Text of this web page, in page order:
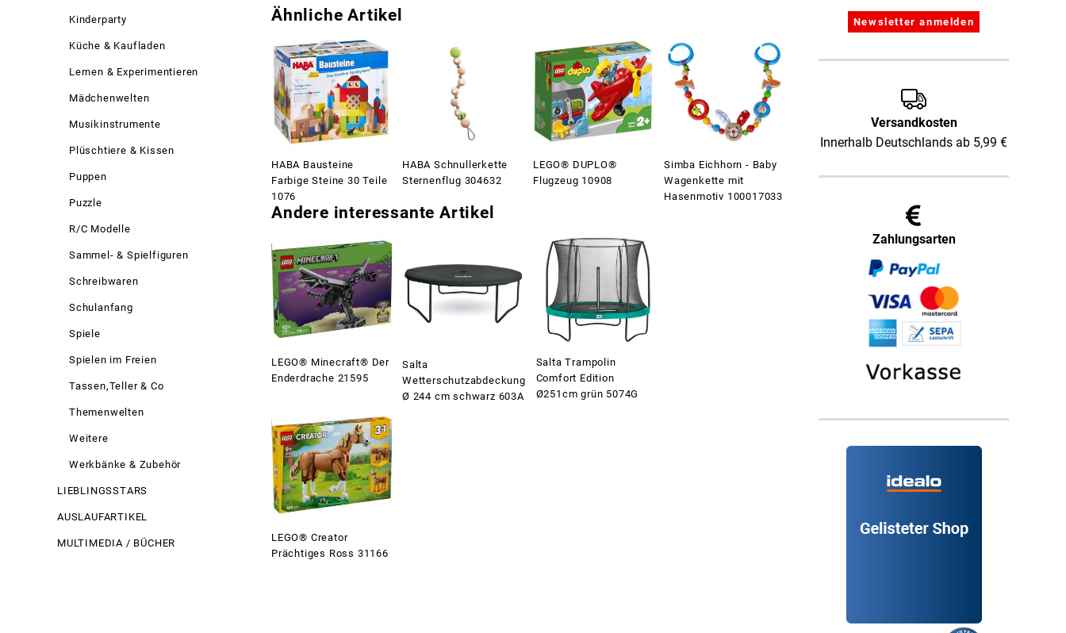
Kinderparty
Küche & Kaufladen
Lernen & Experimentieren
Mädchenwelten
Musikinstrumente
Plüschtiere & Kissen
Puppen
Puzzle
R/C Modelle
Sammel- & Spielfiguren
Schreibwaren
Schulanfang
Spiele
Spielen im Freien
Tassen,Teller & Co
Themenwelten
Weitere
Werkbänke & Zubehör
LIEBLINGSSTARS
AUSLAUFARTIKEL
MULTIMEDIA / BÜCHER
Ähnliche Artikel
HABA Bausteine
Farbige Steine 30 Teile
1076
HABA Schnullerkette
Sternenflug 304632
LEGO® DUPLO®
Flugzeug 10908
Simba Eichhorn - Baby
Wagenkette mit
Hasenmotiv 100017033
Andere interessante Artikel
LEGO® Minecraft® Der
Enderdrache 21595
Salta
Wetterschutzabdeckung
Ø 244 cm schwarz 603A
Salta Trampolin
Comfort Edition
Ø251cm grün 5074G
LEGO® Creator
Prächtiges Ross 31166
Versandkosten
Innerhalb Deutschlands ab 5,99 €
Zahlungsarten